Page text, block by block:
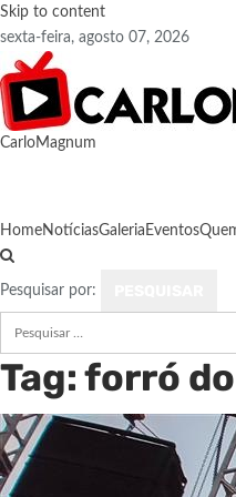
Skip to content
sexta-feira, agosto 07, 2026
CarloMagnum
HomeNotíciasGaleria Eventos
Pesquisar por:
Tag:forró